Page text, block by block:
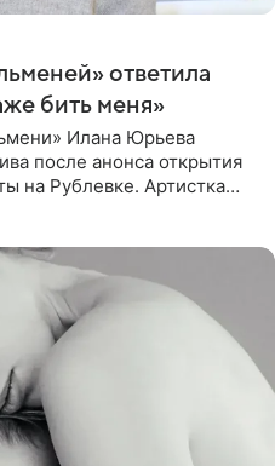
ответила
бить меня»
Илана Юрьева
после анонса открытия
на Рублевке. Артистка